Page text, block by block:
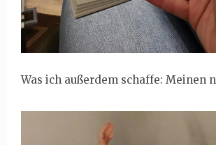
Was ich außerdem schaffe: Meinen